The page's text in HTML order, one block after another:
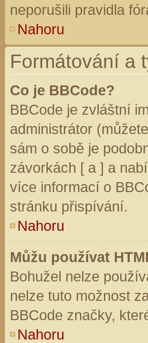
neporušili pravidla
Nahoru
Formátování a
Co je BBCode?
BBCode je zvláštní
administrátor
sám o sobě je
závorkách [ a ] a
více informací o
stránku přispívání.
Nahoru
Můžu používat
Bohužel nelze
nelze tuto možnost
BBCode značky,
Nahoru